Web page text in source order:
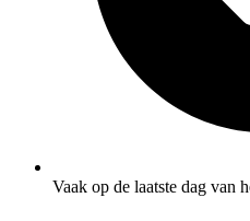
Vaak op de laatste dag van